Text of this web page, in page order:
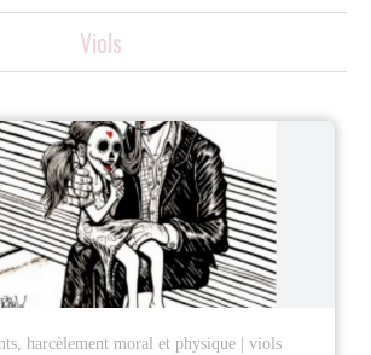
Viols
harcèlement moral et physique viols